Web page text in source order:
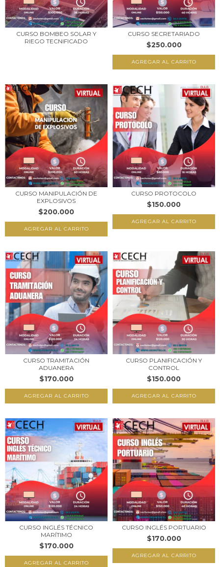
CURSO BOMBEO SOLAR Y
RIEGO TECNIFICADO
CURSO SECRETARIADO
$250.000
CURSO MANIPULACIÓN DE
EXPLOSIVOS
$200.000
CURSO PROTOCOLO
$150.000
CURSO TRAMITACIÓN
ADUANERA
$170.000
CURSO PLANIFICACIÓN Y
CONTROL
$150.000
CURSO INGLÉS TÉCNICO
MARÍTIMO
$170.000
CURSO INGLÉS PORTUARIO
$170.000